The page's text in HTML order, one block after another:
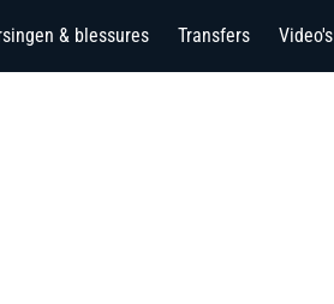
& blessures Transfers Video's